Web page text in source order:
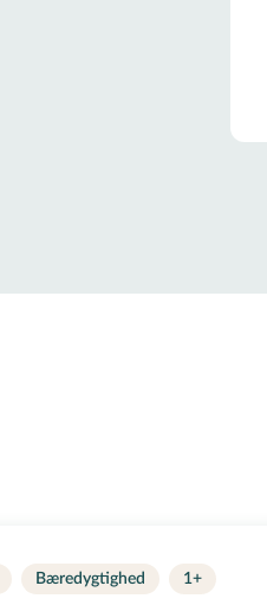
Bæredygtighed 1+